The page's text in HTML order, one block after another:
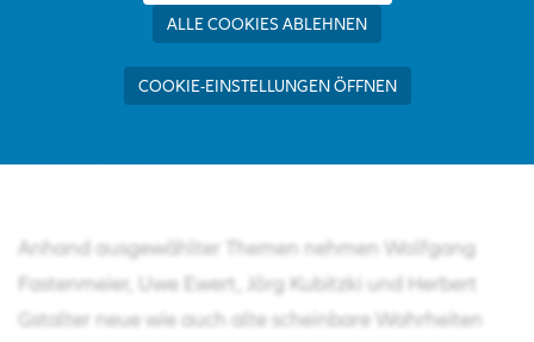
ALLE COOKIES ABLEHNEN
COOKIE-EINSTELLUNGEN ÖFFNEN
Anhand ausgewählter Themen nehmen Wolfgang
Fastenmeier, Uwe Ewert, Jörg Kubitzki und Herbert
Gstalter neue wie auch alte scheinbare Wahrheiten